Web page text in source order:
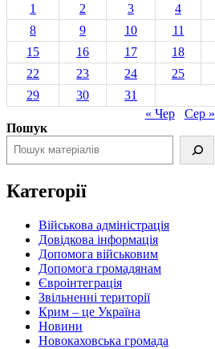
1
2 3 4
8
9 10 11
15
16 17 18
22
23 24 25
29
30
31
« Чер
Сер »
Пошук
Категорії
Військова адміністрація
Довідкова інформація
Допомога військовим
Допомога громадянам
Євроінтеграція
Звільненні території
Крим – це Україна
Новини
Новокаховська громада